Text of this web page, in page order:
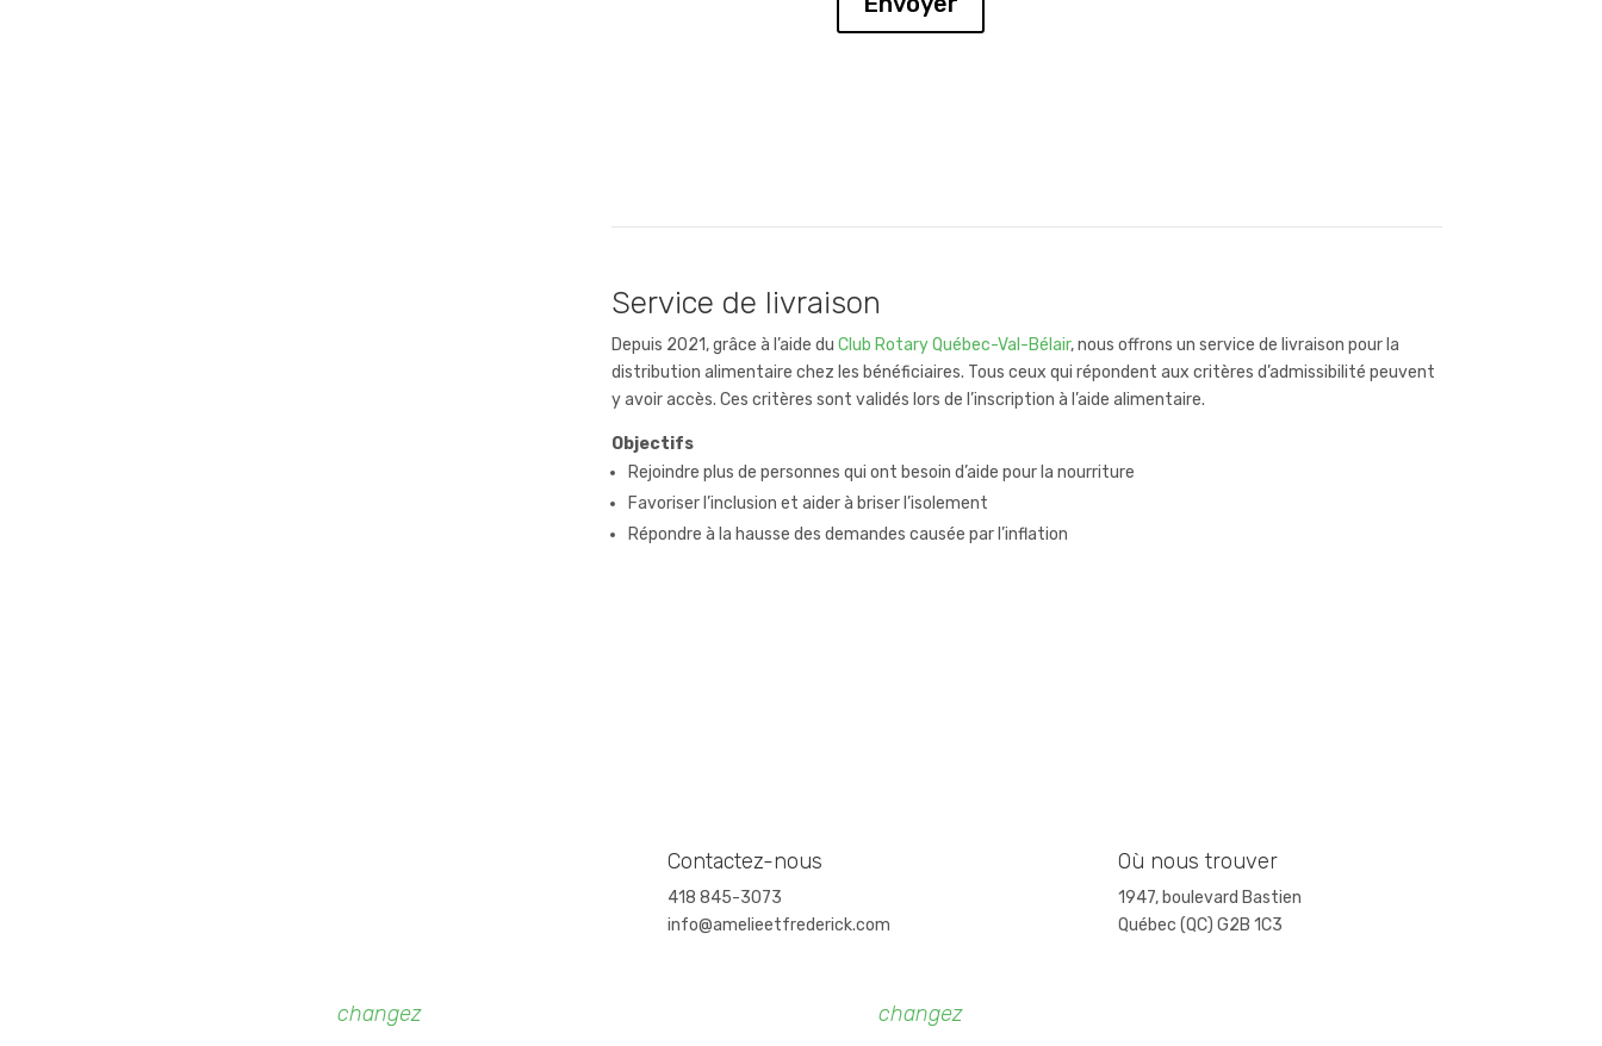
Service de livraison
Depuis 2021, grâce à l’aide du Club Rotary Québec-Val-Bélair, nous offrons un service de livraison pour la
distribution alimentaire chez les bénéficiaires. Tous ceux qui répondent aux critères d’admissibilité peuvent
y avoir accès. Ces critères sont validés lors de l’inscription à l’aide alimentaire.
Objectifs
Rejoindre plus de personnes qui ont besoin d’aide pour la nourriture
Favoriser l’inclusion et aider à briser l’isolement
Répondre à la hausse des demandes causée par l’inflation
Contactez-nous
418 845-3073
info@amelieetfrederick.com
Où nous trouver
1947, boulevard Bastien
Québec (QC) G2B 1C3
etchangez etchangez